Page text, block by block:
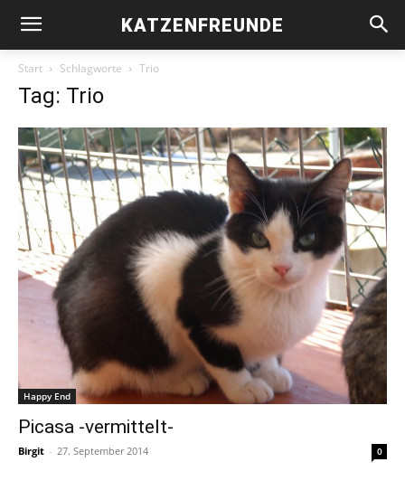
KATZENFREUNDE
Start Schlagworte Trio
Tag: Trio
Happy End
Picasa -vermittelt-
Birgit - 27. September 2014 0